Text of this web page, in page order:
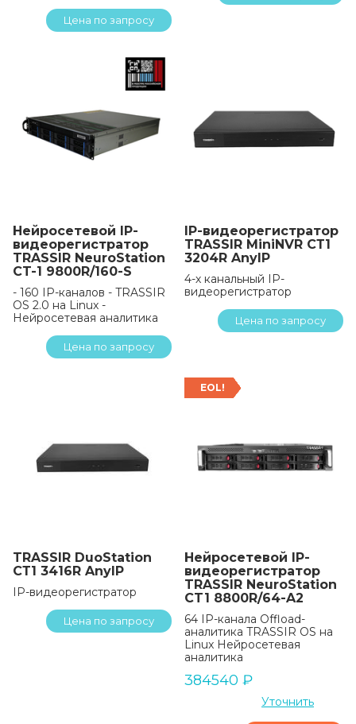
Цена по запросу
Нейросетевой IP-
видеорегистратор
TRASSIR NeuroStation
CT-1 9800R/160-S
- 160 IP-каналов - TRASSIR
OS 2.0 на Linux -
Нейросетевая аналитика
Цена по запросу
IP-видеорегистратор
TRASSIR MiniNVR СТ1
3204R AnyIP
4-х канальный IP-
видеорегистратор
Цена по запросу
TRASSIR DuoStation
СТ1 3416R AnyIP
IP-видеорегистратор
Цена по запросу
EOL!
Нейросетевой IP-
видеорегистратор
TRASSIR NeuroStation
CT1 8800R/64-A2
64 IP-канала Offload-
аналитика TRASSIR OS на
Linux Нейросетевая
аналитика
384540 ₽
Уточнить